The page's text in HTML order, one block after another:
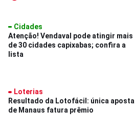
Cidades
Atenção! Vendaval pode atingir mais
de 30 cidades capixabas; confira a
lista
Loterias
Resultado da Lotofácil: única aposta
de Manaus fatura prêmio